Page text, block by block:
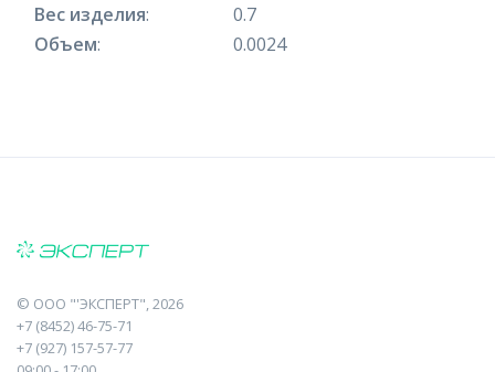
Вес изделия:
0.7
Объем: 0.0024
© ООО "'ЭКСПЕРТ", 2026
+7 (8452) 46-75-71
+7 (927) 157-57-77